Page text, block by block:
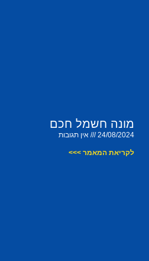
מונה חשמל חכם
24/08/2024 אין תגובות
לקריאת המאמר >>>